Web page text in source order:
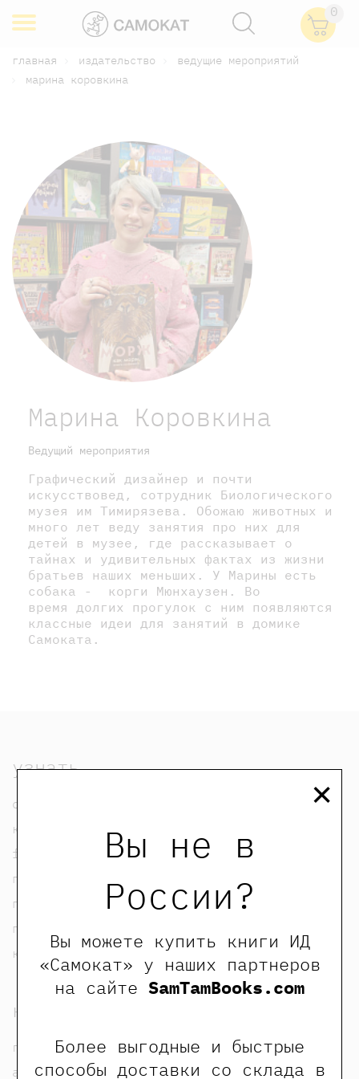
Вы не в
России?
Вы можете купить книги ИД
«Самокат» у наших партнеров
на сайте SamTamBooks.com
Более выгодные и быстрые
способы доставки со склада в
×
0
главная издательство
ведущие мероприятий
марина коровкина
Марина Коровкина
Ведущий мероприятия
Графический дизайнер и почти
искусствовед, сотрудник Биологического
музея им Тимирязева. Обожаю животных и
много лет веду занятия про них для
детей в музее, где рассказывает о
тайнах и удивительных фактах из жизни
братьев наших меньших. У Марины есть
собака - корги Мюнхаузен. Во
время долгих прогулок с ним появляются
классные идеи для занятий в домике
Самоката.
узнать
о нас
контакты
foreign rights contacts
политика конфиденциальности
публичная оферта
пользовательское соглашение
карта сайта
купить
где купить?
адреса наших магазинов